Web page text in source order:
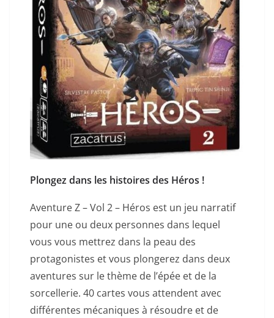
Plongez dans les histoires des Héros !
Aventure Z – Vol 2 – Héros est un jeu narratif
pour une ou deux personnes dans lequel
vous vous mettrez dans la peau des
protagonistes et vous plongerez dans deux
aventures sur le thème de l’épée et de la
sorcellerie. 40 cartes vous attendent avec
différentes mécaniques à résoudre et de